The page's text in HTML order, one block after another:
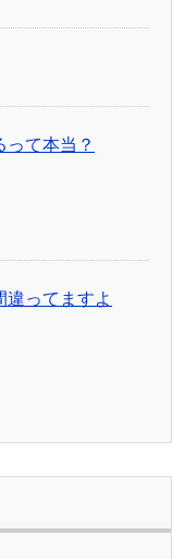
って本当？
違ってますよ